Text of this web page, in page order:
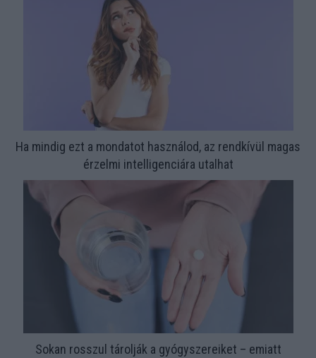
Ha mindig ezt a mondatot használod, az rendkívül magas
érzelmi intelligenciára utalhat
Sokan rosszul tárolják a gyógyszereiket – emiatt